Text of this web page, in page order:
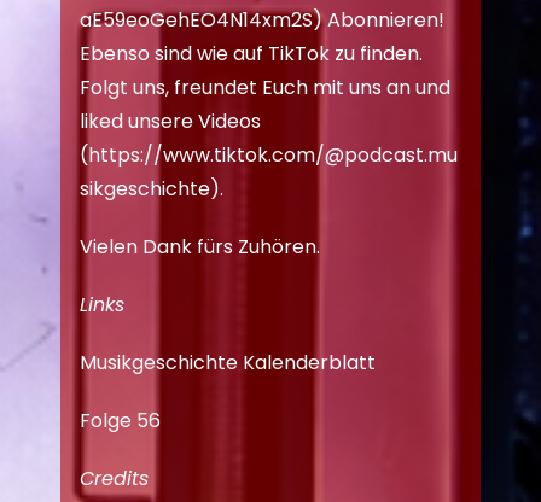
aE59eoGehEO4N14xm2S) Abonnieren!
Ebenso sind wie auf TikTok zu finden.
Folgt uns, freundet Euch mit uns an und
liked unsere Videos
(https://www.tiktok.com/@podcast.mu
sikgeschichte).
Vielen Dank fürs Zuhören.
Links
Musikgeschichte Kalenderblatt
Folge 56
Credits